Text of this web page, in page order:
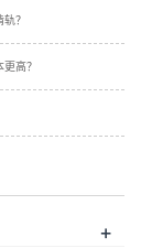
？
高？
+